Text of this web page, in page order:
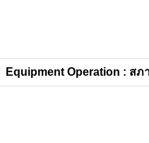
Equipment Operation : ส